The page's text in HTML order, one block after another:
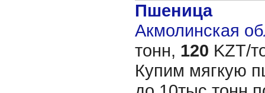
Пшеница
Акмолинская
тонн, 120 KZT/
Купим мягкую